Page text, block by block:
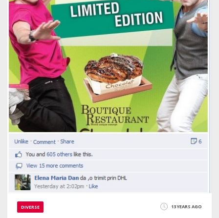
DIVERSE 13 YEARS AGO